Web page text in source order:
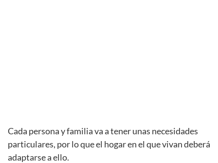
Cada persona y familia va a tener unas necesidades
particulares, por lo que el hogar en el que vivan deberá
adaptarse a ello.